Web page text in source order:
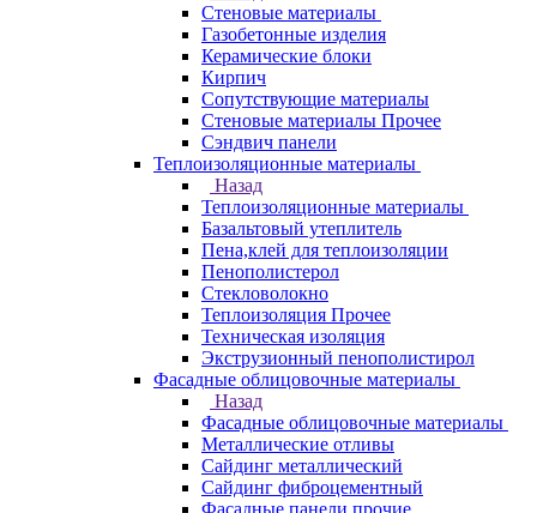
Стеновые материалы
Газобетонные изделия
Керамические блоки
Кирпич
Сопутствующие материалы
Стеновые материалы Прочее
Сэндвич панели
Теплоизоляционные материалы
Назад
Теплоизоляционные материалы
Базальтовый утеплитель
Пена,клей для теплоизоляции
Пенополистерол
Стекловолокно
Теплоизоляция Прочее
Техническая изоляция
Экструзионный пенополистирол
Фасадные облицовочные материалы
Назад
Фасадные облицовочные материалы
Металлические отливы
Сайдинг металлический
Сайдинг фиброцементный
Фасадные панели прочие